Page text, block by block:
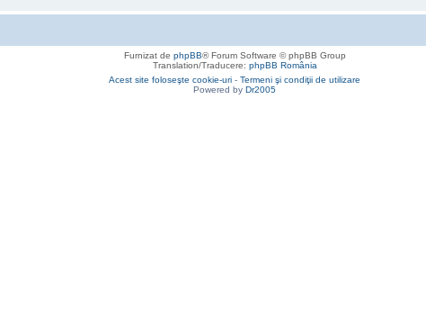
Furnizat de phpBB® Forum Software © phpBB Group
Translation/Traducere: phpBB România
Acest site foloseşte cookie-uri - Termeni şi condiţii de utilizare
Powered by Dr2005